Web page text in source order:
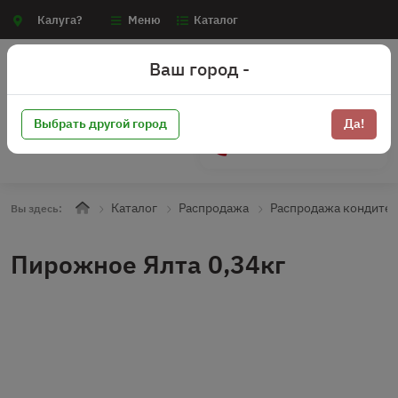
Калуга? Меню Каталог
Вы здесь: Каталог Распродажа Распродажа
Пирожное Ялта 0,34кг
Ваш город -
Выбрать другой город Да!